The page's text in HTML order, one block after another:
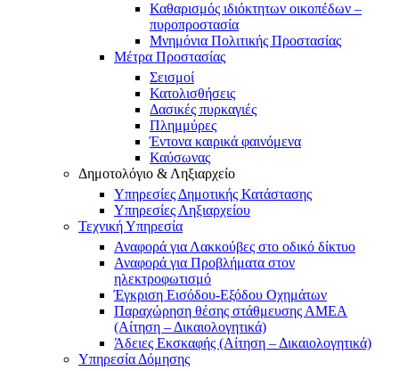
Καθαρισμός ιδιόκτητων οικοπέδων –
πυροπροστασία
Μνημόνια Πολιτικής Προστασίας
Μέτρα Προστασίας
Σεισμοί
Κατολισθήσεις
Δασικές πυρκαγιές
Πλημμύρες
Έντονα καιρικά φαινόμενα
Καύσωνας
Δημοτολόγιο & Ληξιαρχείο
Υπηρεσίες Δημοτικής Κατάστασης
Υπηρεσίες Ληξιαρχείου
Τεχνική Υπηρεσία
Αναφορά για Λακκούβες στο οδικό δίκτυο
Αναφορά για Προβλήματα στον
ηλεκτροφωτισμό
Έγκριση Εισόδου-Εξόδου Οχημάτων
Παραχώρηση θέσης στάθμευσης ΑΜΕΑ
(Αίτηση – Δικαιολογητικά)
Άδειες Εκσκαφής (Αίτηση – Δικαιολογητικά)
Υπηρεσία Δόμησης